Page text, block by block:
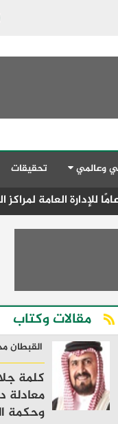
وعالمي تحقيقات
التدريب
مقالات وكتاب
القبطان
كلمة
معادلة
وحكمة